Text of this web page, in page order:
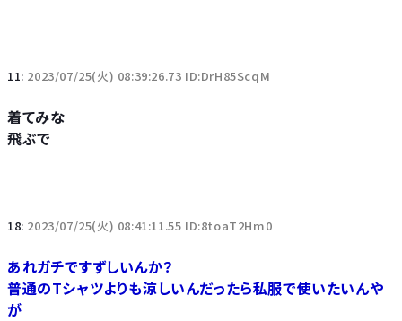
11: 2023/07/25(火) 08:39:26.73 ID:DrH85ScqM
着てみな
飛ぶで
18: 2023/07/25(火) 08:41:11.55 ID:8toaT2Hm0
あれガチですずしいんか？
普通のTシャツよりも涼しいんだったら私服で使いたいんや
が